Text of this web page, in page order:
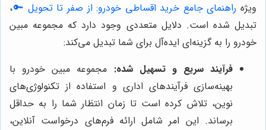
ویژه راهنمای جامع خرید اقساطی خودرو: از صفر تا تحویل 🔑،
تبدیل شده است. دلایل متعددی وجود دارد که مجموعه مبین
خودرو را به گزینه‌ای ایده‌آل برای شما تبدیل می‌کند:
فرآیند سریع و تسهیل شده: مجموعه مبین خودرو با
بهینه‌سازی فرآیندهای اداری و استفاده از تکنولوژی‌های
نوین، تلاش کرده است تا زمان انتظار شما را به حداقل
برساند. این امر شامل ارائه فرم‌های درخواست آنلاین،